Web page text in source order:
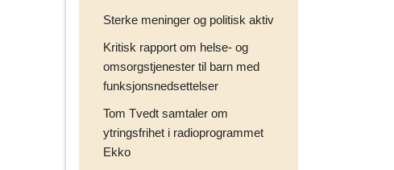
Sterke meninger og politisk aktiv
Kritisk rapport om helse- og
omsorgstjenester til barn med
funksjonsnedsettelser
Tom Tvedt samtaler om
ytringsfrihet i radioprogrammet
Ekko